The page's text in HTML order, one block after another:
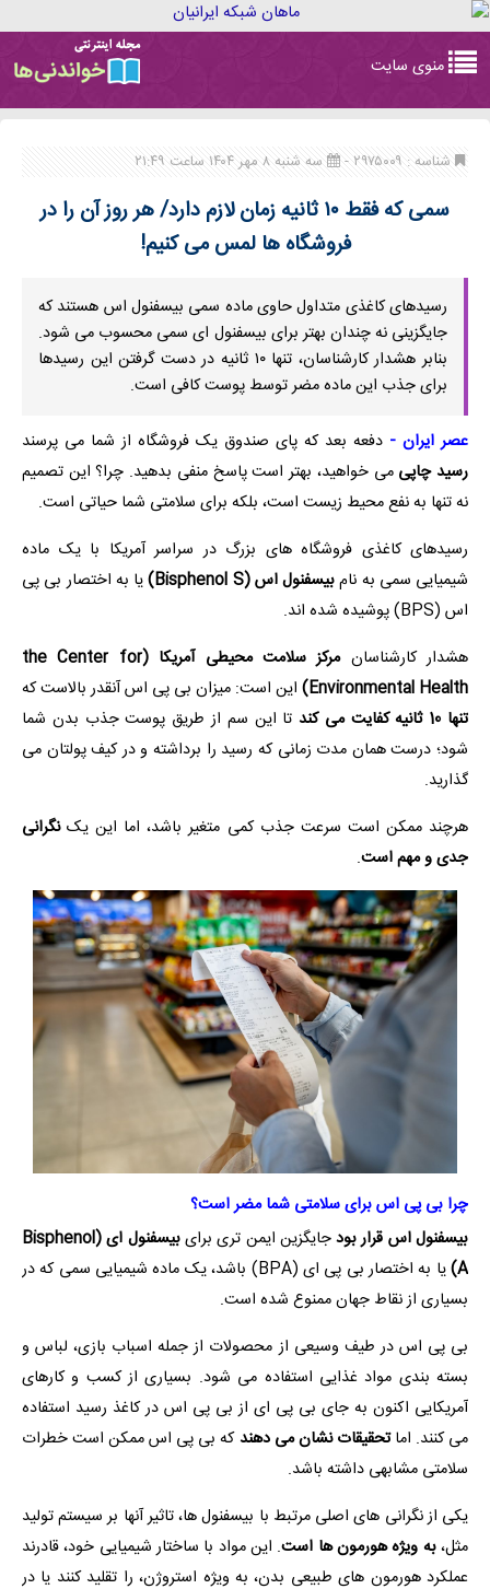
navigation
منوی سایت
شناسه : ۲۹۷۵۰۰۹ - سه شنبه ۸ مهر ۱۴۰۴ ساعت ۲۱:۴۹
سمی که فقط ۱۰ ثانیه زمان لازم دارد/ هر روز آن را در
فروشگاه ها لمس می کنیم!
رسیدهای کاغذی متداول حاوی ماده سمی بیسفنول اس هستند که
جایگزینی نه چندان بهتر برای بیسفنول ای سمی محسوب می شود.
بنابر هشدار کارشناسان، تنها ۱۰ ثانیه در دست گرفتن این رسیدها
برای جذب این ماده مضر توسط پوست کافی است.
عصر ایران - دفعه بعد که پای صندوق یک فروشگاه از شما می پرسند
رسید چاپی می خواهید، بهتر است پاسخ منفی بدهید. چرا؟ این تصمیم
نه تنها به نفع محیط زیست است، بلکه برای سلامتی شما حیاتی است.
رسیدهای کاغذی فروشگاه های بزرگ در سراسر آمریکا با یک ماده
شیمیایی سمی به نامبیسفنول اس (Bisphenol S)
یا به اختصار بی پی
اس (BPS) پوشیده شده اند.
هشدار کارشناسان
مرکز سلامت محیطی آمریکا (the Center for
Environmental Health) این است: میزان بی پی اس آنقدر بالاست که
تنها 10 ثانیه کفایت می کند
تا این سم از طریق پوست جذب بدن شما
شود؛ درست همان مدت زمانی که رسید را برداشته و در کیف پولتان می
گذارید.
هرچند ممکن است سرعت جذب کمی متغیر باشد، اما این یکنگرانی
جدی و مهم است.
چرا بی پی اس برای سلامتی شما مضر است؟
بیسفنول اس قرار بودجایگزین ایمن تری برای
بیسفنول ای (Bisphenol
A)
یا به اختصار بی پی ای (BPA) باشد، یک ماده شیمیایی سمی که در
بسیاری از نقاط جهان ممنوع شده است.
بی پی اس در طیف وسیعی از محصولات از جمله اسباب بازی، لباس و
بسته بندی مواد غذایی استفاده می شود. بسیاری از کسب و کارهای
آمریکایی اکنون به جای بی پی ای از بی پی اس در کاغذ رسید استفاده
می کنند. اماتحقیقات نشان می دهند که بی پی اس ممکن است خطرات
سلامتی مشابهی داشته باشد.
یکی از نگرانی های اصلی مرتبط با بیسفنول ها، تاثیر آنها بر سیستم تولید
مثل،به ویژه هورمون ها است. این مواد با ساختار شیمیایی خود، قادرند
عملکرد هورمون های طبیعی بدن، به ویژه استروژن، را تقلید کنند یا در